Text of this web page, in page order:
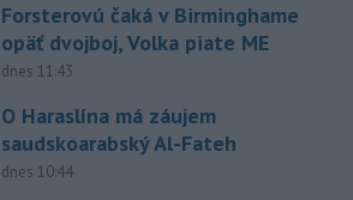
Forsterovú čaká v Birminghame
opäť dvojboj, Volka piate ME
dnes 11:43
O Haraslína má záujem
saudskoarabský Al-Fateh
dnes 10:44